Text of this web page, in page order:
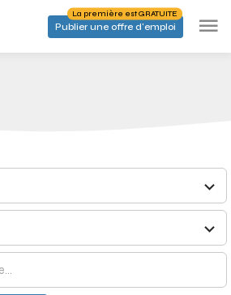
Publier une offre d'emploi
La première est GRATUITE
- Joboto